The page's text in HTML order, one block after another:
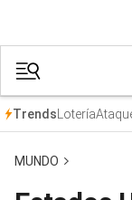
TrendsLotería
MUNDO